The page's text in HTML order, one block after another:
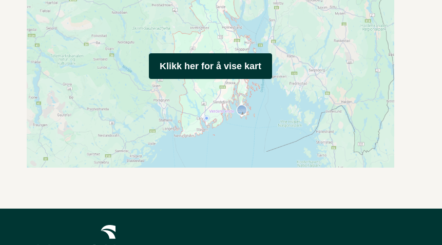
Klikk her for å vise kart